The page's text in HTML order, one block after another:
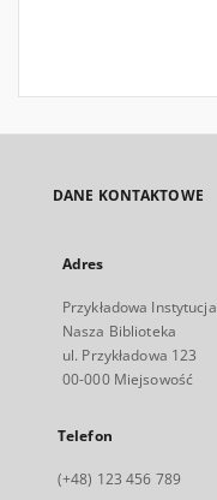
DANE KONTAKTOWE
Adres
Przykładowa Instytucja
Nasza Biblioteka
ul. Przykładowa 123
00-000 Miejsowość
Telefon
(+48) 123 456 789